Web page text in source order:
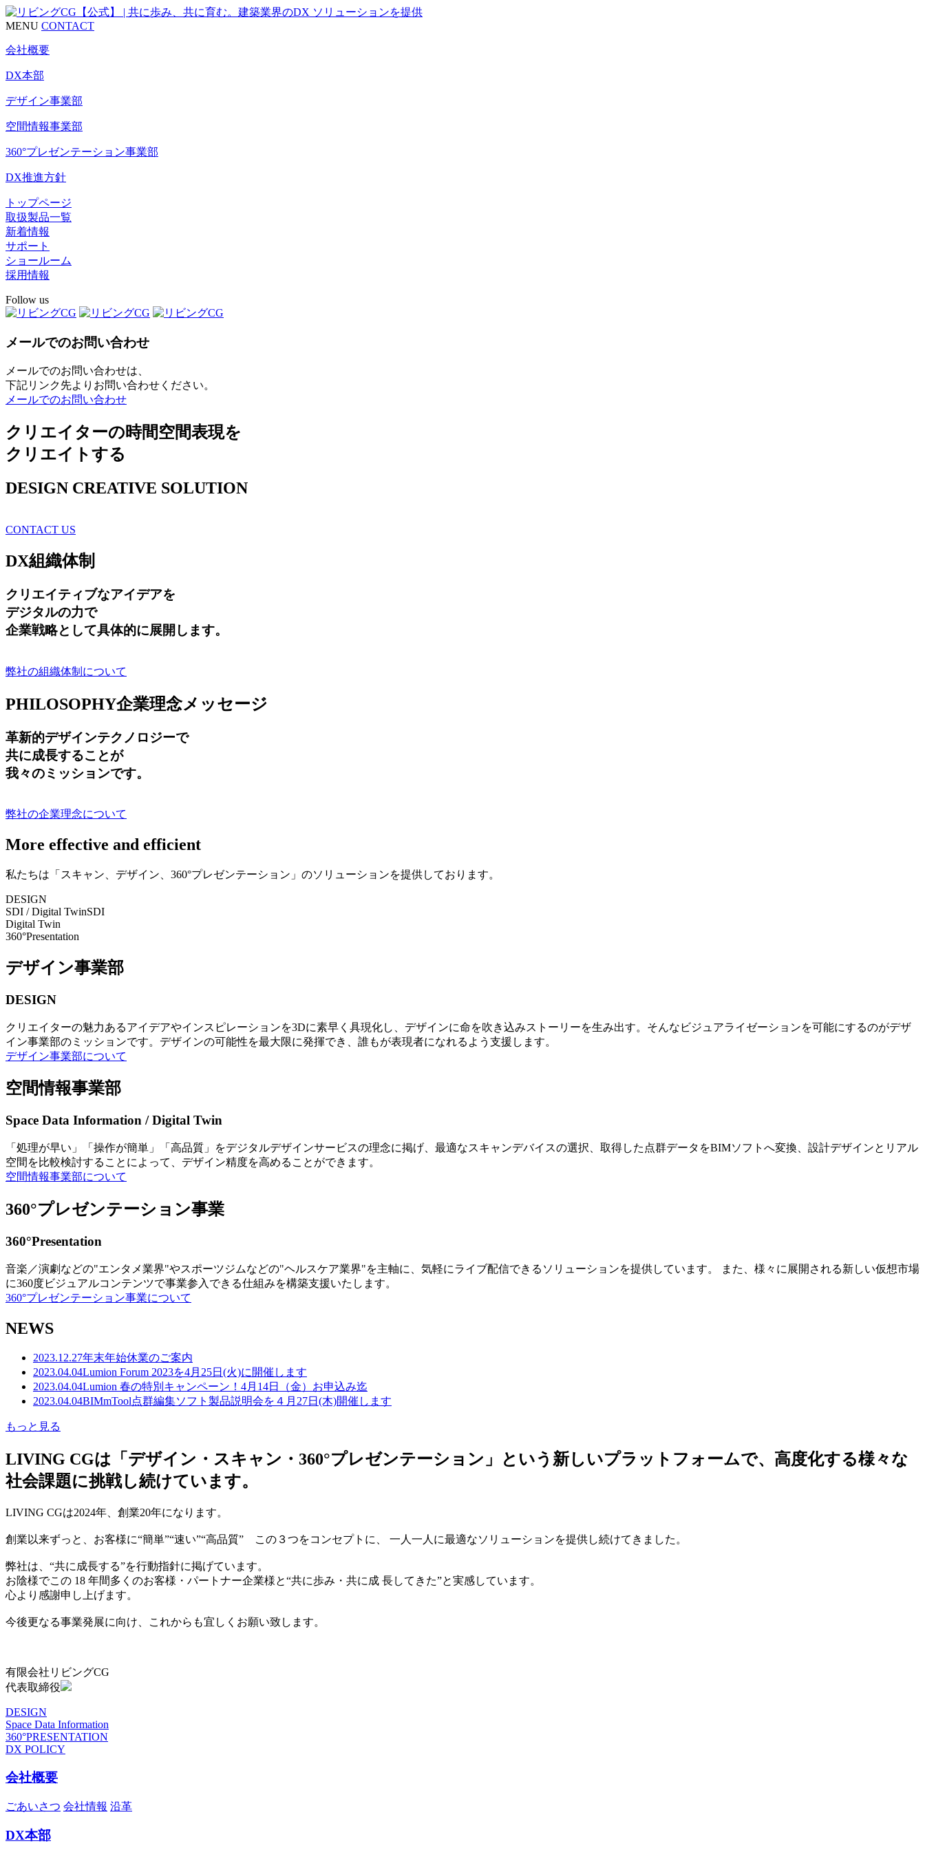
MENU CONTACT
会社概要
DX本部
デザイン事業部
空間情報事業部
360°プレゼンテーション事業部
DX推進方針
トップページ
取扱製品一覧
新着情報
サポート
ショールーム
採用情報
Follow us
メールでのお問い合わせ
メールでのお問い合わせは、
下記リンク先よりお問い合わせください。
メールでのお問い合わせ
クリエイターの時間空間表現を
クリエイトする
DESIGN CREATIVE SOLUTION
CONTACT US
DX組織体制
クリエイティブなアイデアを
デジタルの力で
企業戦略として具体的に展開します。
弊社の組織体制について
PHILOSOPHY企業理念メッセージ
革新的デザインテクノロジーで
共に成長することが
我々のミッションです。
弊社の企業理念について
More effective and efficient
私たちは「スキャン、デザイン、360°プレゼンテーション」のソリューションを提供しております。
DESIGN
SDI / Digital TwinSDI
Digital Twin
360°Presentation
デザイン事業部
DESIGN
クリエイターの魅力あるアイデアやインスピレーションを3Dに素早く具現化し、デザインに命を吹き込みストーリーを生み出す。そんなビジュアライゼーションを可能にするのがデザ
イン事業部のミッションです。デザインの可能性を最大限に発揮でき、誰もが表現者になれるよう支援します。
デザイン事業部について
空間情報事業部
Space Data Information / Digital Twin
「処理が早い」「操作が簡単」「高品質」をデジタルデザインサービスの理念に掲げ、最適なスキャンデバイスの選択、取得した点群データをBIMソフトへ変換、設計デザインとリアル
空間を比較検討することによって、デザイン精度を高めることができます。
空間情報事業部について
360°プレゼンテーション事業
360°Presentation
音楽／演劇などの"エンタメ業界"やスポーツジムなどの"ヘルスケア業界"を主軸に、気軽にライブ配信できるソリューションを提供しています。 また、様々に展開される新しい仮想市場
に360度ビジュアルコンテンツで事業参入できる仕組みを構築支援いたします。
360°プレゼンテーション事業について
NEWS
2023.12.27年末年始休業のご案内
2023.04.04Lumion Forum 2023を4月25日(火)に開催します
2023.04.04Lumion 春の特別キャンペーン！4月14日（金）お申込み迄
2023.04.04BIMmTool点群編集ソフト製品説明会を４月27日(木)開催します
もっと見る
LIVING CGは「デザイン・スキャン・360°プレゼンテーション」という新しいプラットフォームで、高度化する様々な
社会課題に挑戦し続けています。
LIVING CGは2024年、創業20年になります。
創業以来ずっと、お客様に“簡単”“速い”“高品質” この３つをコンセプトに、 一人一人に最適なソリューションを提供し続けてきました。
弊社は、“共に成長する”を行動指針に掲げています。
お陰様でこの 18 年間多くのお客様・パートナー企業様と“共に歩み・共に成 長してきた”と実感しています。
心より感謝申し上げます。
今後更なる事業発展に向け、これからも宜しくお願い致します。
有限会社リビングCG
代表取締役
DESIGN
Space Data Information
360°PRESENTATION
DX POLICY
会社概要
ごあいさつ 会社情報 沿革
DX本部